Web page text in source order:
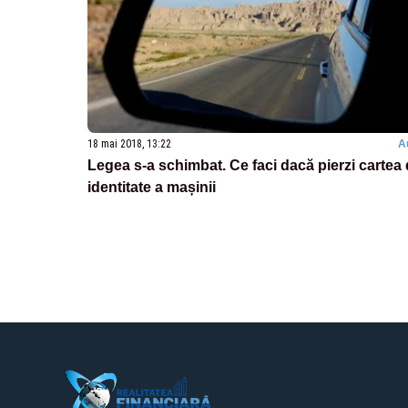
18 mai 2018, 13:22
Legea s-a schimbat. Ce faci dacă pierzi cartea
identitate a mașinii